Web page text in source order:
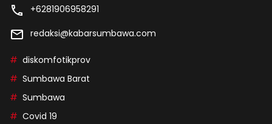
+6281906958291
redaksi@kabarsumbawa.com
diskomfotikprov
Sumbawa Barat
Sumbawa
Covid 19